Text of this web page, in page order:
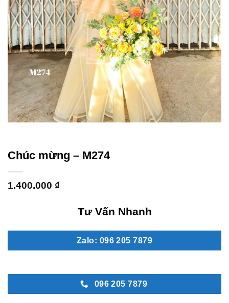
Chúc mừng – M274
1.400.000 ₫
Tư Vấn Nhanh
Zalo: 096 205 7879
096 205 7879